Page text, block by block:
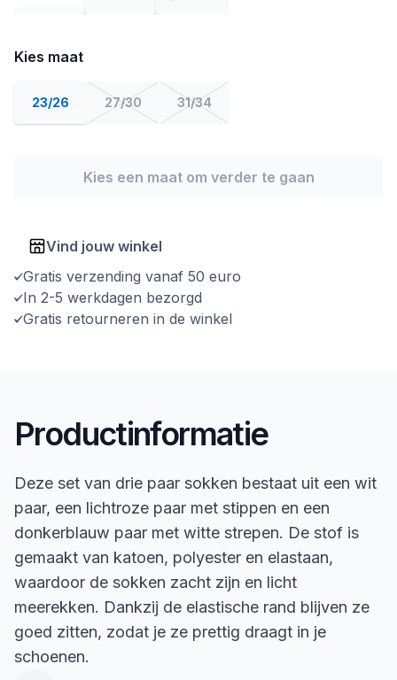
Kies maat
23/26 27/30 31/34
Kies een maat om verder te gaan
Vind jouw winkel
Gratis verzending vanaf 50 euro
In 2-5 werkdagen bezorgd
Gratis retourneren in de winkel
Productinformatie
Deze set van drie paar sokken bestaat uit een wit
paar, een lichtroze paar met stippen en een
donkerblauw paar met witte strepen. De stof is
gemaakt van katoen, polyester en elastaan,
waardoor de sokken zacht zijn en licht
meerekken. Dankzij de elastische rand blijven ze
goed zitten, zodat je ze prettig draagt in je
schoenen.